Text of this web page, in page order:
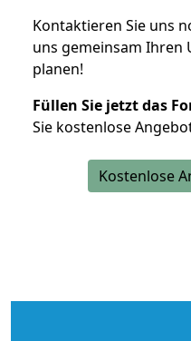
Kontaktieren Sie uns
uns gemeinsam Ihren
planen!
Füllen Sie jetzt das
Sie kostenlose
Kostenlose